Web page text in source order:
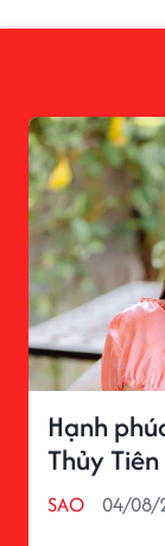
Hạnh
Thủy
SAO 04/08/